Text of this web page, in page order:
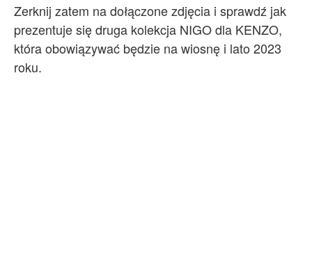
Zerknij zatem na dołączone zdjęcia i sprawdź jak
prezentuje się druga kolekcja NIGO dla KENZO,
która obowiązywać będzie na wiosnę i lato 2023
roku.